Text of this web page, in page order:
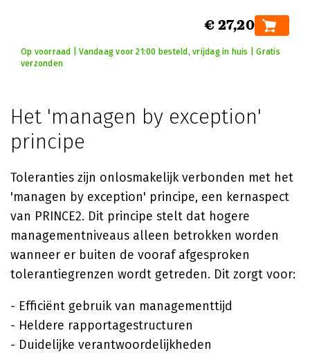
€ 27,20
Op voorraad | Vandaag voor 21:00 besteld, vrijdag in huis | Gratis
verzonden
Het 'managen by exception'
principe
Toleranties zijn onlosmakelijk verbonden met het
'managen by exception' principe, een kernaspect
van PRINCE2. Dit principe stelt dat hogere
managementniveaus alleen betrokken worden
wanneer er buiten de vooraf afgesproken
tolerantiegrenzen wordt getreden. Dit zorgt voor:
- Efficiënt gebruik van managementtijd
- Heldere rapportagestructuren
- Duidelijke verantwoordelijkheden